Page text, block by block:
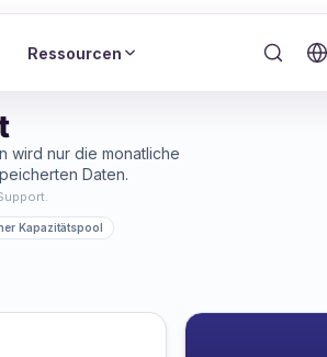
Ressourcen
wird nur die monatliche
Daten.
Kapazitätspool